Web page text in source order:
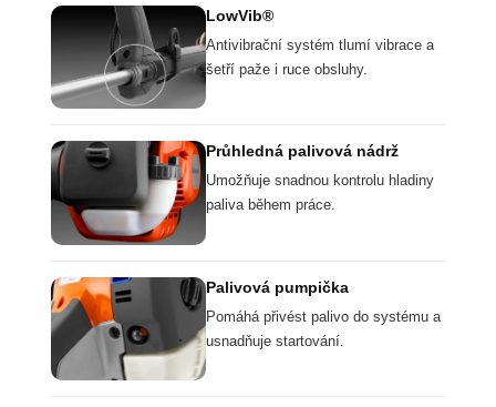
LowVib®
Antivibrační systém tlumí vibrace a
šetří paže i ruce obsluhy.
Průhledná palivová nádrž
Umožňuje snadnou kontrolu hladiny
paliva během práce.
Palivová pumpička
Pomáhá přivést palivo do systému a
usnadňuje startování.